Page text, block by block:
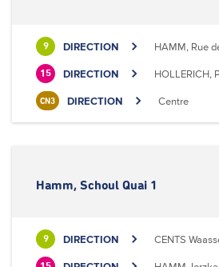
9 DIRECTION HAMM, Rue
15 DIRECTION HOLLERICH,
CN3 DIRECTION Centre
Hamm, Schoul Quai 1
9 DIRECTION CENTS